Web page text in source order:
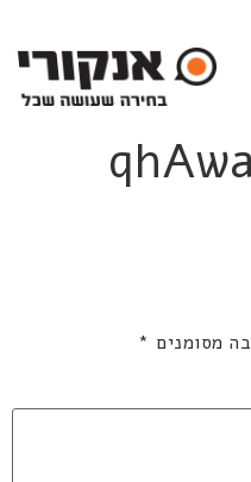
מסומנים *